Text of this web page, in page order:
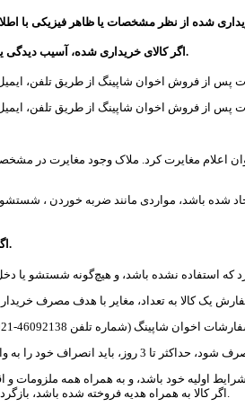
شده از نظر مشخصات یا ظاهر فیزیکی با
اگر کالای خریداری شده، آسیب دیدگی .
- اگر مشتری از خرید خود منصرف شود.
اولیه خود باشد، و به همراه همه ملزومات و